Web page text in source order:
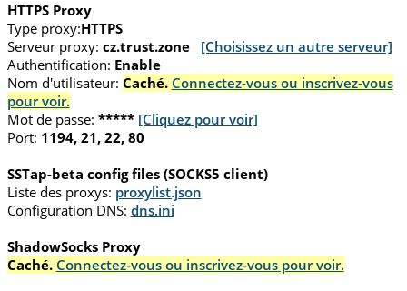
HTTPS Proxy
Type proxy:HTTPS
Serveur proxy: cz.trust.zone
[Choisissez un autre serveur]
Authentification: Enable
Nom d'utilisateur: Caché. Connectez-vous ou inscrivez-vous
pour voir.
Mot de passe: ***** [Cliquez pour voir]
Port: 1194, 21, 22, 80
SSTap-beta config files (SOCKS5 client)
Liste des proxys: proxylist.json
Configuration DNS: dns.ini
ShadowSocks Proxy
Caché. Connectez-vous ou inscrivez-vous pour voir.